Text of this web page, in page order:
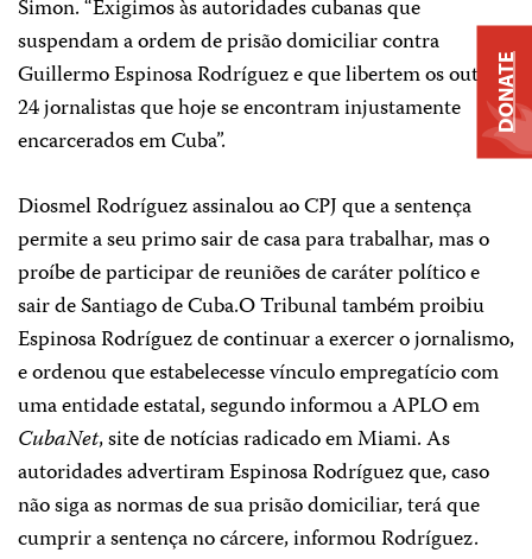
Simon. “Exigimos às autoridades cubanas que
suspendam a ordem de prisão domiciliar contra
Guillermo Espinosa Rodríguez e que libertem os outros
24 jornalistas que hoje se encontram injustamente
encarcerados em Cuba”.
Diosmel Rodríguez assinalou ao CPJ que a sentença
permite a seu primo sair de casa para trabalhar, mas o
proíbe de participar de reuniões de caráter político e
sair de Santiago de Cuba.O Tribunal também proibiu
Espinosa Rodríguez de continuar a exercer o jornalismo,
e ordenou que estabelecesse vínculo empregatício com
uma entidade estatal, segundo informou a APLO em
CubaNet, site de notícias radicado em Miami. As
autoridades advertiram Espinosa Rodríguez que, caso
não siga as normas de sua prisão domiciliar, terá que
cumprir a sentença no cárcere, informou Rodríguez.
DONATE